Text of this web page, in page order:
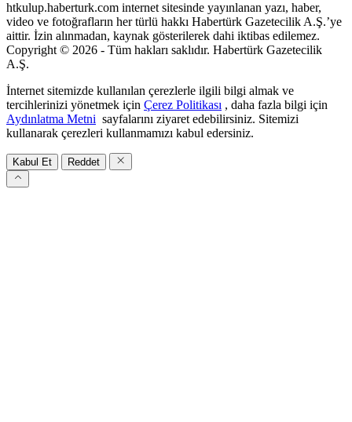
htkulup.haberturk.com internet sitesinde yayınlanan yazı, haber,
video ve fotoğrafların her türlü hakkı Habertürk Gazetecilik A.Ş.’ye
aittir. İzin alınmadan, kaynak gösterilerek dahi iktibas edilemez.
Copyright © 2026 - Tüm hakları saklıdır. Habertürk Gazetecilik
A.Ş.
İnternet sitemizde kullanılan çerezlerle ilgili bilgi almak ve
tercihlerinizi yönetmek için Çerez Politikası , daha fazla bilgi için
Aydınlatma Metni sayfalarını ziyaret edebilirsiniz. Sitemizi
kullanarak çerezleri kullanmamızı kabul edersiniz.
Kabul Et Reddet